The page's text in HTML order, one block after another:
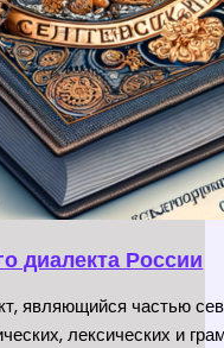
диалекта России
являющийся частью
лексических и